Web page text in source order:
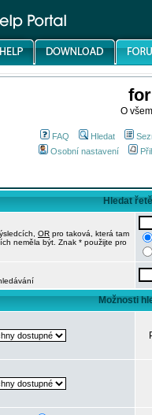
O
FAQ Hledat
Osobní nastavení
Hledat
OR pro taková, která tam
neměla být. Znak * použijte pro
Možnosti